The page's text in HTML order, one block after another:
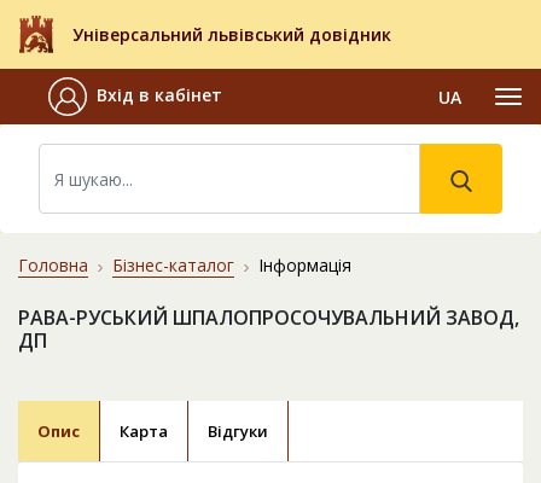
Універсальний львівський довідник
Вхід в кабінет UA
Головна Бізнес-каталог Інформація
РАВА-РУСЬКИЙ ШПАЛОПРОСОЧУВАЛЬНИЙ ЗАВОД,
ДП
Опис Карта Відгуки